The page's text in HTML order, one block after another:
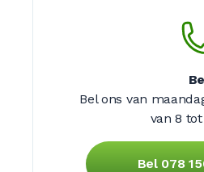
Bel ons van
van 8
Bel 078